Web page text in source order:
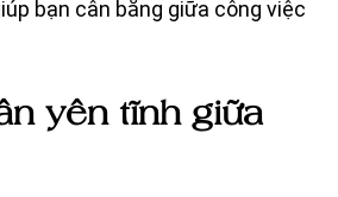
bạn cân bằng giữa công việc
yên tĩnh giữa